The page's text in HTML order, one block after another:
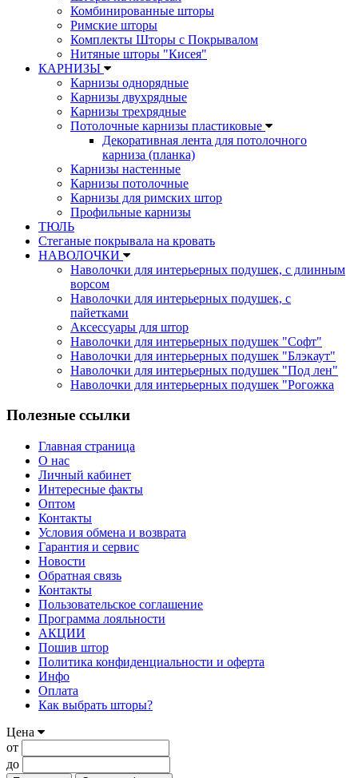
Комбинированные шторы
Римские шторы
Комплекты Шторы c Покрывалом
Нитяные шторы "Кисея"
КАРНИЗЫ
Карнизы однорядные
Карнизы двухрядные
Карнизы трехрядные
Потолочные карнизы пластиковые
Декоративная лента для потолочного
карниза (планка)
Карнизы настенные
Карнизы потолочные
Карнизы для римских штор
Профильные карнизы
ТЮЛЬ
Стеганые покрывала на кровать
НАВОЛОЧКИ
Наволочки для интерьерных подушек, с длинным
ворсом
Наволочки для интерьерных подушек, с
пайетками
Аксессуары для штор
Наволочки для интерьерных подушек "Софт"
Наволочки для интерьерных подушек "Блэкаут"
Наволочки для интерьерных подушек "Под лен"
Наволочки для интерьерных подушек "Рогожка
Полезные ссылки
Главная страница
О нас
Личный кабинет
Интересные факты
Оптом
Контакты
Условия обмена и возврата
Гарантия и сервис
Новости
Обратная связь
Контакты
Пользовательское соглашение
Программа лояльности
АКЦИИ
Пошив штор
Политика конфиденциальности и оферта
Инфо
Оплата
Как выбрать шторы?
Цена
от
до